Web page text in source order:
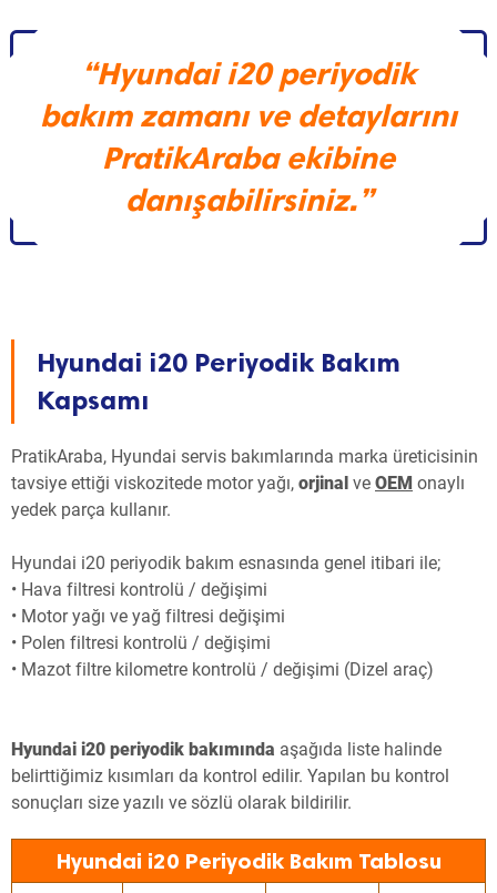
“Hyundai i20 periyodik
bakım zamanı ve detaylarını
PratikAraba ekibine
danışabilirsiniz.”
Hyundai i20 Periyodik Bakım
Kapsamı
PratikAraba, Hyundai servis bakımlarında marka üreticisinin
tavsiye ettiği viskozitede motor yağı, orjinal ve OEM onaylı
yedek parça kullanır.
Hyundai i20 periyodik bakım esnasında genel itibari ile;
• Hava filtresi kontrolü / değişimi
• Motor yağı ve yağ filtresi değişimi
• Polen filtresi kontrolü / değişimi
• Mazot filtre kilometre kontrolü / değişimi (Dizel araç)
Hyundai i20 periyodik bakımında aşağıda liste halinde
belirttiğimiz kısımları da kontrol edilir. Yapılan bu kontrol
sonuçları size yazılı ve sözlü olarak bildirilir.
Hyundai i20 Periyodik Bakım Tablosu